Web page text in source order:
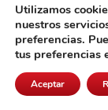
Una nueva
agosto 5, 2026
Utilizamos
nuestros
preferencias.
tus preferencias
Aceptar